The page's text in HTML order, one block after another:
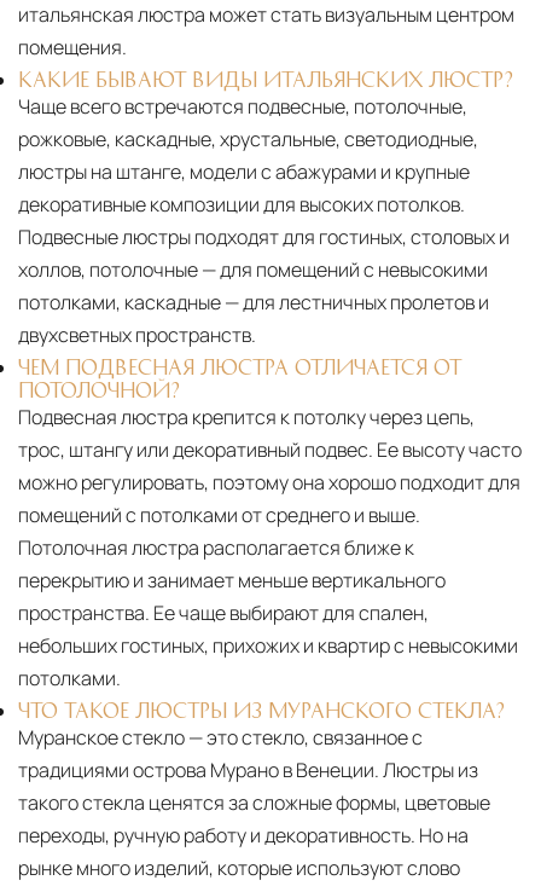
итальянская люстра может стать визуальным центром
помещения.
КАКИЕ БЫВАЮТ ВИДЫ ИТАЛЬЯНСКИХ ЛЮСТР?
Чаще всего встречаются подвесные, потолочные,
рожковые, каскадные, хрустальные, светодиодные,
люстры на штанге, модели с абажурами и крупные
декоративные композиции для высоких потолков.
Подвесные люстры подходят для гостиных, столовых и
холлов, потолочные — для помещений с невысокими
потолками, каскадные — для лестничных пролетов и
двухсветных пространств.
ЧЕМ ПОДВЕСНАЯ ЛЮСТРА ОТЛИЧАЕТСЯ ОТ
ПОТОЛОЧНОЙ?
Подвесная люстра крепится к потолку через цепь,
трос, штангу или декоративный подвес. Ее высоту часто
можно регулировать, поэтому она хорошо подходит для
помещений с потолками от среднего и выше.
Потолочная люстра располагается ближе к
перекрытию и занимает меньше вертикального
пространства. Ее чаще выбирают для спален,
небольших гостиных, прихожих и квартир с невысокими
потолками.
ЧТО ТАКОЕ ЛЮСТРЫ ИЗ МУРАНСКОГО СТЕКЛА?
Муранское стекло — это стекло, связанное с
традициями острова Мурано в Венеции. Люстры из
такого стекла ценятся за сложные формы, цветовые
переходы, ручную работу и декоративность. Но на
рынке много изделий, которые используют слово